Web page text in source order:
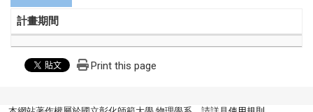
計畫期間
Print this page